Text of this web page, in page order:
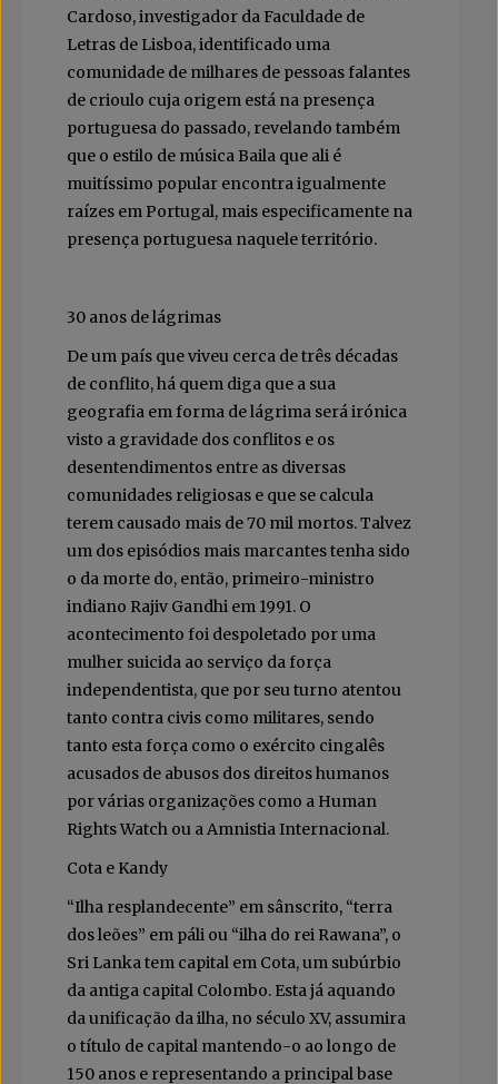
Cardoso, investigador da Faculdade de
Letras de Lisboa, identificado uma
comunidade de milhares de pessoas falantes
de crioulo cuja origem está na presença
portuguesa do passado, revelando também
que o estilo de música Baila que ali é
muitíssimo popular encontra igualmente
raízes em Portugal, mais especificamente na
presença portuguesa naquele território.
30 anos de lágrimas
De um país que viveu cerca de três décadas
de conflito, há quem diga que a sua
geografia em forma de lágrima será irónica
visto a gravidade dos conflitos e os
desentendimentos entre as diversas
comunidades religiosas e que se calcula
terem causado mais de 70 mil mortos. Talvez
um dos episódios mais marcantes tenha sido
o da morte do, então, primeiro-ministro
indiano Rajiv Gandhi em 1991. O
acontecimento foi despoletado por uma
mulher suicida ao serviço da força
independentista, que por seu turno atentou
tanto contra civis como militares, sendo
tanto esta força como o exército cingalês
acusados de abusos dos direitos humanos
por várias organizações como a Human
Rights Watch ou a Amnistia Internacional.
Cota e Kandy
“Ilha resplandecente” em sânscrito, “terra
dos leões” em páli ou “ilha do rei Rawana”, o
Sri Lanka tem capital em Cota, um subúrbio
da antiga capital Colombo. Esta já aquando
da unificação da ilha, no século XV, assumira
o título de capital mantendo-o ao longo de
150 anos e representando a principal base